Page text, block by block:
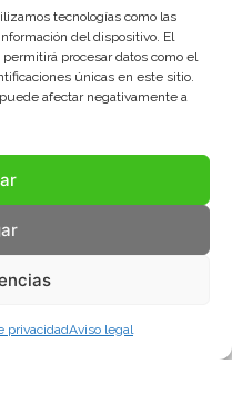
tecnologías como las
del dispositivo. El
procesar datos como el
únicas en este sitio.
afectar negativamente a
privacidadAviso legal